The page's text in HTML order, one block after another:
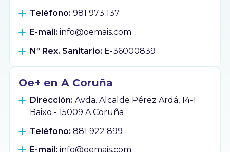
Teléfono: 981 973 137
E-mail: info@oemais.com
Nº Rex. Sanitario: E-36000839
Oe+ en A Coruña
Dirección: Avda. Alcalde Pérez Ardá, 14-1
Baixo - 15009 A Coruña
Teléfono: 881 922 899
E-mail: info@oemais.com